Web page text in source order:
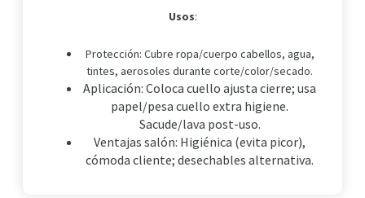
Usos:
Protección: Cubre ropa/cuerpo cabellos, agua,
tintes, aerosoles durante corte/color/secado.
Aplicación: Coloca cuello ajusta cierre; usa
papel/pesa cuello extra higiene.
Sacude/lava post-uso.
Ventajas salón: Higiénica (evita picor),
cómoda cliente; desechables alternativa.